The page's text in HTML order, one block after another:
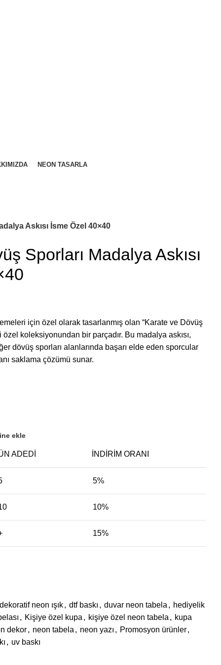
NEON TASARLA
Askısı İsme Özel 40×40
Sporları Madalya Askısı
için özel olarak tasarlanmış olan “Karate ve Dövüş
özel koleksiyonundan bir parçadır. Bu madalya askısı,
dövüş sporları alanlarında başarı elde eden sporcular
saklama çözümü sunar.
ekle
ADEDI İNDIRIM ORANI
5%
10%
15%
dekoratif neon ışık, dtf baskı , duvar neon tabela , hediyelik
, Kişiye özel kupa , kişiye özel neon tabela , kupa
dekor, neon tabela , neon yazı , Promosyon ürünler,
, uv baskı